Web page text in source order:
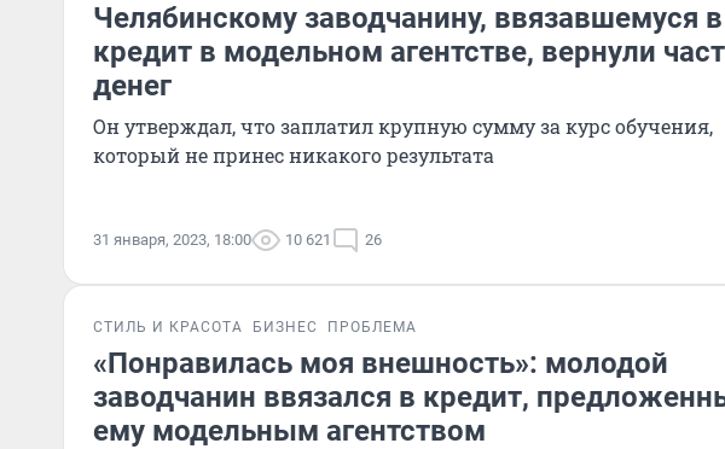
Челябинскому заводчанину, ввязавшемуся в
кредит в модельном агентстве, вернули
денег
Он утверждал, что заплатил крупную сумму за курс обучения,
который не принес никакого результата
31 января, 2023, 18:00 10 621 26
СТИЛЬ И КРАСОТА БИЗНЕС ПРОБЛЕМА
«Понравилась моя внешность»: молодой
заводчанин ввязался в кредит,
ему модельным агентством